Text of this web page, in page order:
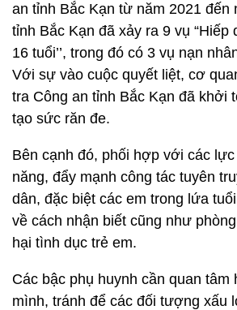
an tỉnh Bắc Kạn từ năm 2021 đến
tỉnh Bắc Kạn đã xảy ra 9 vụ
16 tuổi’’, trong đó có 3 vụ nạn
Với sự vào cuộc quyết liệt, cơ
tra Công an tỉnh Bắc Kạn đã khởi
tạo sức răn đe.
Bên cạnh đó, phối hợp với các
năng, đẩy mạnh công tác tuyên
dân, đặc biệt các em trong lứa
về cách nhận biết cũng như
hại tình dục trẻ em.
Các bậc phụ huynh cần quan tâm
mình, tránh để các đối tượng xấu